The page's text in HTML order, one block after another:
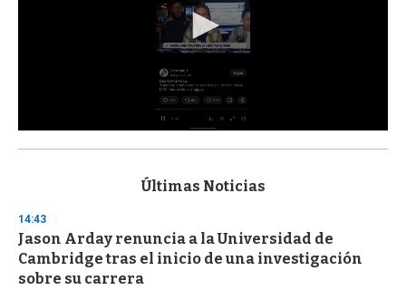
s
d
s
o
f
3
Últimas Noticias
14:43
Jason Arday renuncia a la Universidad de
Cambridge tras el inicio de una investigación
sobre su carrera